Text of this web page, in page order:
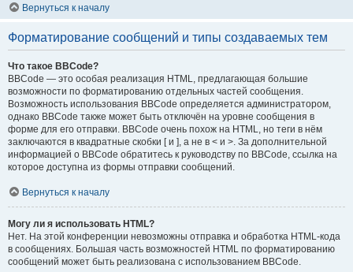
Вернуться к началу
Форматирование сообщений и типы создаваемых тем
Что такое BBCode?
BBCode — это особая реализация HTML, предлагающая большие
возможности по форматированию отдельных частей сообщения.
Возможность использования BBCode определяется администратором,
однако BBCode также может быть отключён на уровне сообщения в
форме для его отправки. BBCode очень похож на HTML, но теги в нём
заключаются в квадратные скобки [ и ], а не в < и >. За дополнительной
информацией о BBCode обратитесь к руководству по BBCode, ссылка на
которое доступна из формы отправки сообщений.
Вернуться к началу
Могу ли я использовать HTML?
Нет. На этой конференции невозможны отправка и обработка HTML-кода
в сообщениях. Большая часть возможностей HTML по форматированию
сообщений может быть реализована с использованием BBCode.